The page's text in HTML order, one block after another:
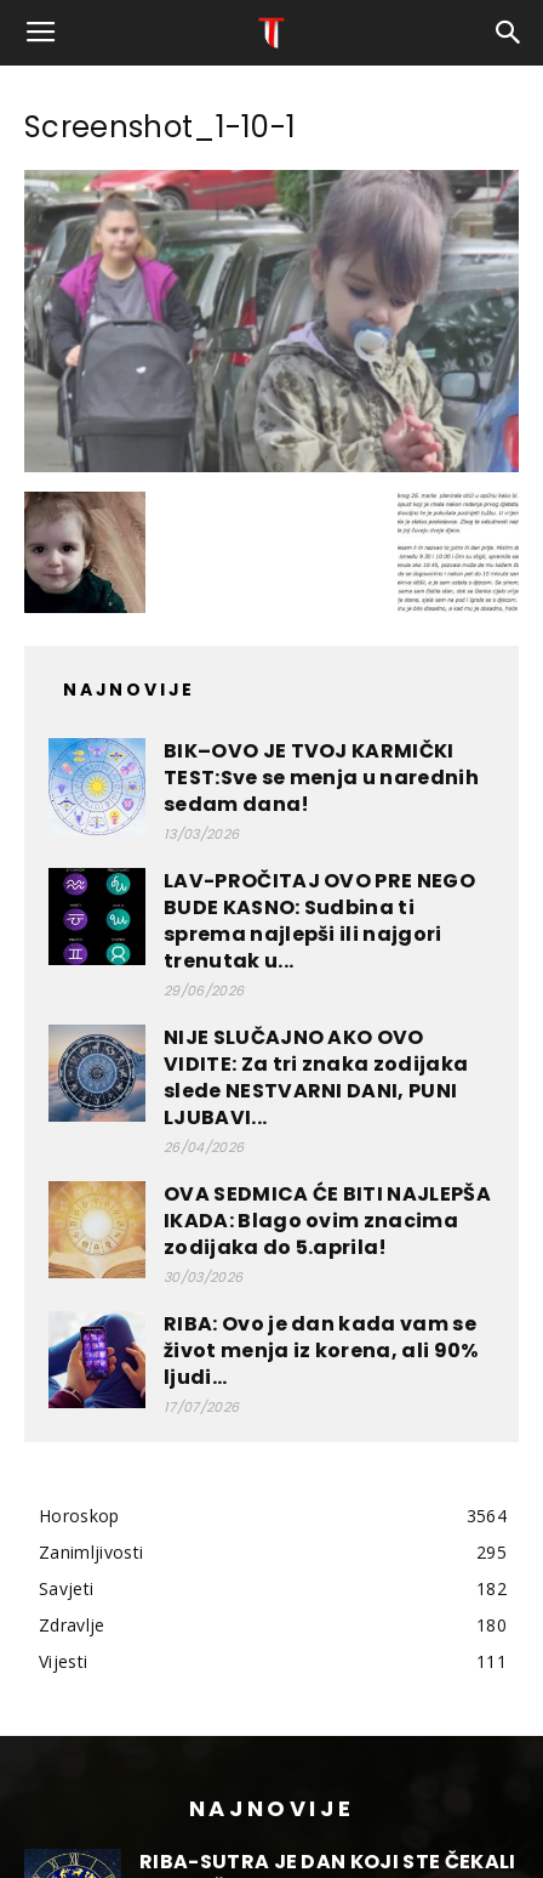
Screenshot_1-10-1
NAJNOVIJE
BIK–OVO JE TVOJ KARMIČKI
TEST:Sve se menja u narednih
sedam dana!
13/03/2026
LAV-PROČITAJ OVO PRE NEGO
BUDE KASNO: Sudbina ti
sprema najlepši ili najgori
trenutak u...
29/06/2026
NIJE SLUČAJNO AKO OVO
VIDITE: Za tri znaka zodijaka
slede NESTVARNI DANI, PUNI
LJUBAVI...
26/04/2026
OVA SEDMICA ĆE BITI NAJLEPŠA
IKADA: Blago ovim znacima
zodijaka do 5.aprila!
30/03/2026
RIBA: Ovo je dan kada vam se
život menja iz korena, ali 90%
ljudi...
17/07/2026
Horoskop
3564
Zanimljivosti
295
Savjeti
182
Zdravlje
180
Vijesti
111
NAJNOVIJE
RIBA-SUTRA JE DAN KOJI STE ČEKALI